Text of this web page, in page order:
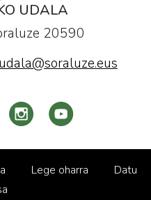
UDALA
20590
udala@soraluze.eus
Lege oharra
Datu